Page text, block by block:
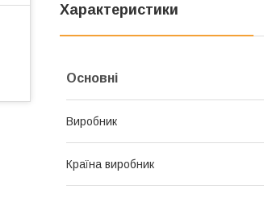
Характеристики
Основні
Виробник
Країна виробник